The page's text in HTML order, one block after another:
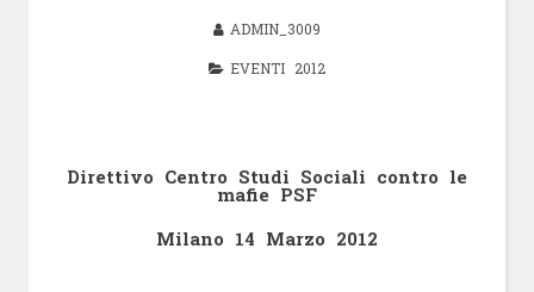
ADMIN_3009
EVENTI 2012
Direttivo Centro Studi Sociali contro le
mafie PSF
Milano 14 Marzo 2012